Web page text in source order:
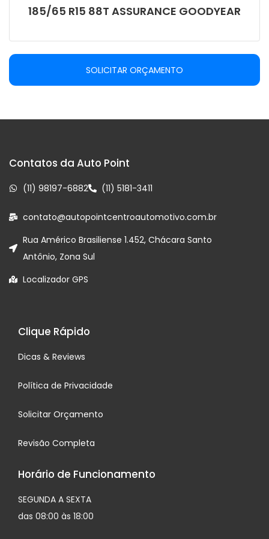
185/65 R15 88T ASSURANCE GOODYEAR
SOLICITAR ORÇAMENTO
Contatos da Auto Point
(11) 98197-6882 (11) 5181-3411
contato@autopointcentroautomotivo.com.br
Rua Américo Brasiliense 1.452, Chácara Santo
Antônio, Zona Sul
Localizador GPS
Clique Rápido
Dicas & Reviews
Política de Privacidade
Solicitar Orçamento
Revisão Completa
Horário de Funcionamento
SEGUNDA A SEXTA
das 08:00 às 18:00